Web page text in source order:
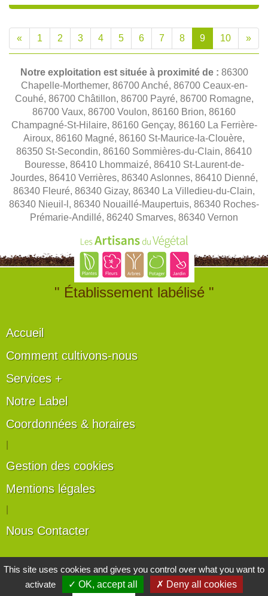
« 1 2 3 4 5 6 7 8 9 10 »
Notre exploitation est située à proximité de : 86300
Chapelle-Morthemer, 86700 Anché, 86700 Ceaux-en-
Couhé, 86700 Châtillon, 86700 Payré, 86700 Romagne,
86700 Vaux, 86700 Voulon, 86160 Brion, 86160
Champagné-St-Hilaire, 86160 Gençay, 86160 La Ferrière-
Airoux, 86160 Magné, 86160 St-Maurice-la-Clouère,
86350 St-Secondin, 86160 Sommières-du-Clain, 86410
Bouresse, 86410 Lhommaizé, 86410 St-Laurent-de-
Jourdes, 86410 Verrières, 86340 Aslonnes, 86410 Dienné,
86340 Fleuré, 86340 Gizay, 86340 La Villedieu-du-Clain,
86340 Nieuil-l, 86340 Nouaillé-Maupertuis, 86340 Roches-
Prémarie-Andillé, 86240 Smarves, 86340 Vernon
" Établissement labélisé "
Accueil
Comment cultivons-nous
Services +
Notre Label
Coordonnées & horaires
Gestion des cookies
Mentions légales
Nous Contacter
Les artisans du végétal
Horticulteurs et pépinièristes de France
This site uses cookies and gives you control over what you want to
activate
✓ OK, accept all ✗ Deny all cookies